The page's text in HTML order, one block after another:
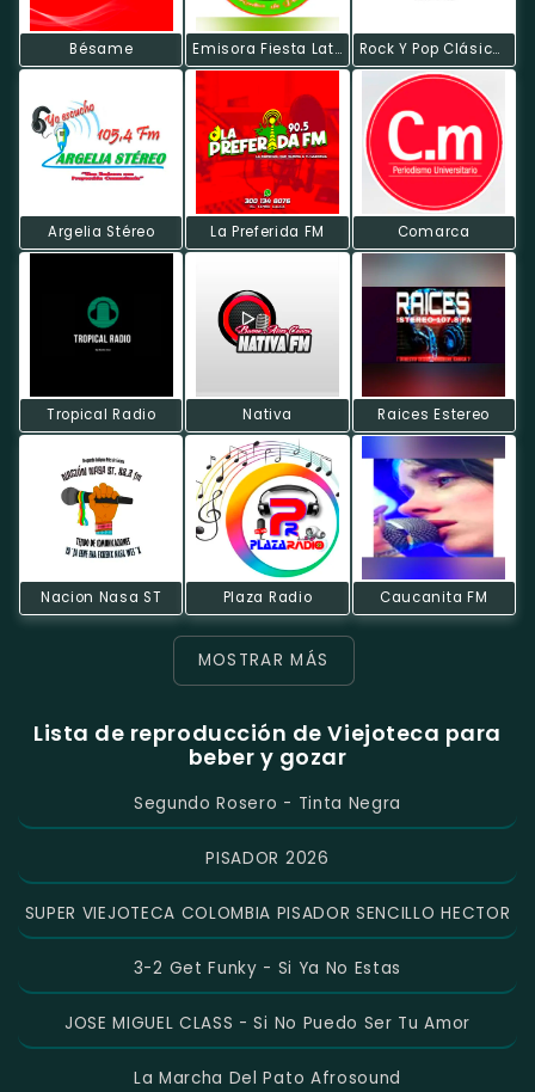
Bésame Emisora Fiesta Latina Rock Y Pop Clásicos
Argelia Stéreo La Preferida FM Comarca
Tropical Radio Nativa Raices Estereo
Nacion Nasa ST Plaza Radio Caucanita FM
MOSTRAR MÁS
Lista de reproducción de Viejoteca para
beber y gozar
Segundo Rosero - Tinta Negra
PISADOR 2026
SUPER VIEJOTECA COLOMBIA PISADOR SENCILLO HECTOR
3-2 Get Funky - Si Ya No Estas
JOSE MIGUEL CLASS - Si No Puedo Ser Tu Amor
La Marcha Del Pato Afrosound